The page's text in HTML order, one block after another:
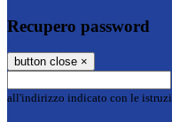
Recupero password
button close ×
all'indirizzo indicato con le